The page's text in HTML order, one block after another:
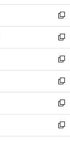
ウ
で
開
く
ン
ド
ウ
で
開
く
新
し
い
ウ
ィ
ン
ド
ウ
で
開
く
新
し
い
ウ
ィ
ン
ド
ウ
で
開
新
し
い
ウ
ィ
ン
ド
ウ
新
し
い
ウ
ィ
ン
新
し
い
ウ
新
し